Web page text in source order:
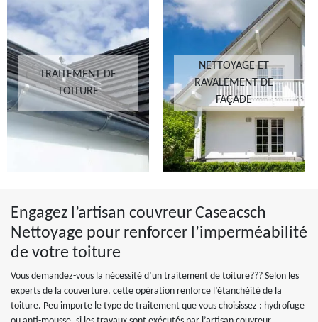
TRAITEMENT DE
TOITURE
NETTOYAGE ET
RAVALEMENT DE
FAÇADE
Engagez l’artisan couvreur Caseacsch
Nettoyage pour renforcer l’imperméabilité
de votre toiture
Vous demandez-vous la nécessité d’un traitement de toiture??? Selon les
experts de la couverture, cette opération renforce l’étanchéité de la
toiture. Peu importe le type de traitement que vous choisissez : hydrofuge